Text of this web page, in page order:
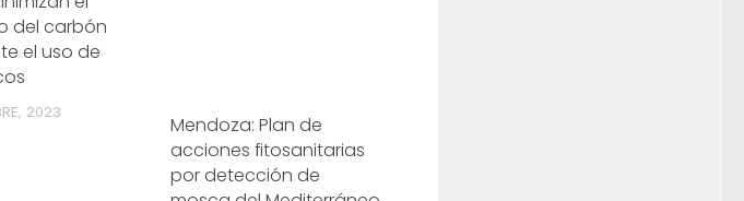
del carbón
el uso de
2023
Mendoza: Plan de
acciones fitosanitarias
por detección de